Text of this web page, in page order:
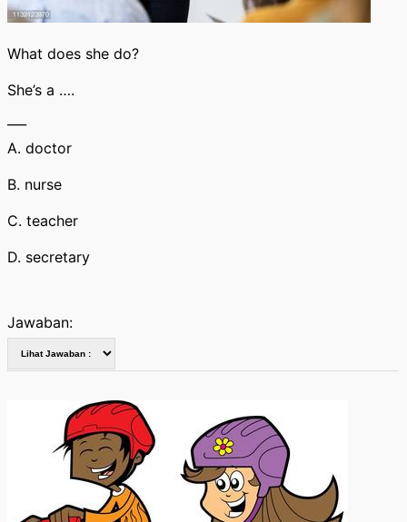
What does she do?
She’s a ….
A. doctor
B. nurse
C. teacher
D. secretary
Jawaban: